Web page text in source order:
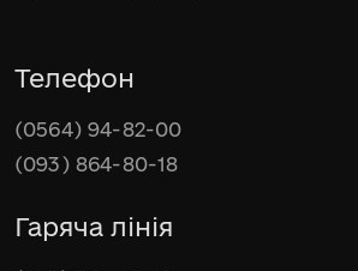
Телефон
(0564) 94-82-00
(093) 864-80-18
Гаряча лінія